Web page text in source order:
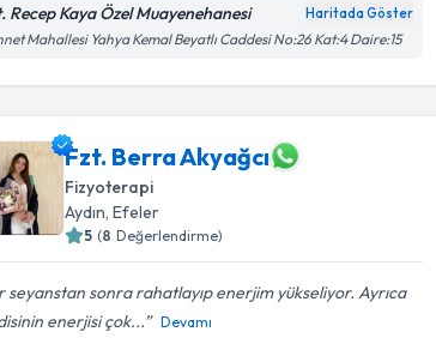
Recep Kaya Özel Muayenehanesi Haritada Göster
Mahallesi Yahya Kemal Beyatlı Caddesi No:26 Kat:4 Daire:15
Fzt. Berra Akyağcı
Fizyoterapi
Aydın, Efeler
5 (8 Değerlendirme)
seyanstan sonra rahatlayıp enerjim yükseliyor. Ayrıca
enerjisi çok...
Devamı